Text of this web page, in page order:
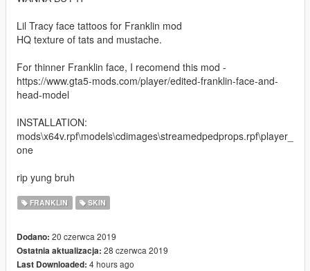
Lil Tracy face tattoos for Franklin mod
HQ texture of tats and mustache.
For thinner Franklin face, I recomend this mod -
https://www.gta5-mods.com/player/edited-franklin-face-and-
head-model
INSTALLATION:
mods\x64v.rpf\models\cdimages\streamedpedprops.rpf\player_
one
rip yung bruh
FRANKLIN SKIN
Dodano: 20 czerwca 2019
Ostatnia aktualizacja: 28 czerwca 2019
Last Downloaded: 4 hours ago